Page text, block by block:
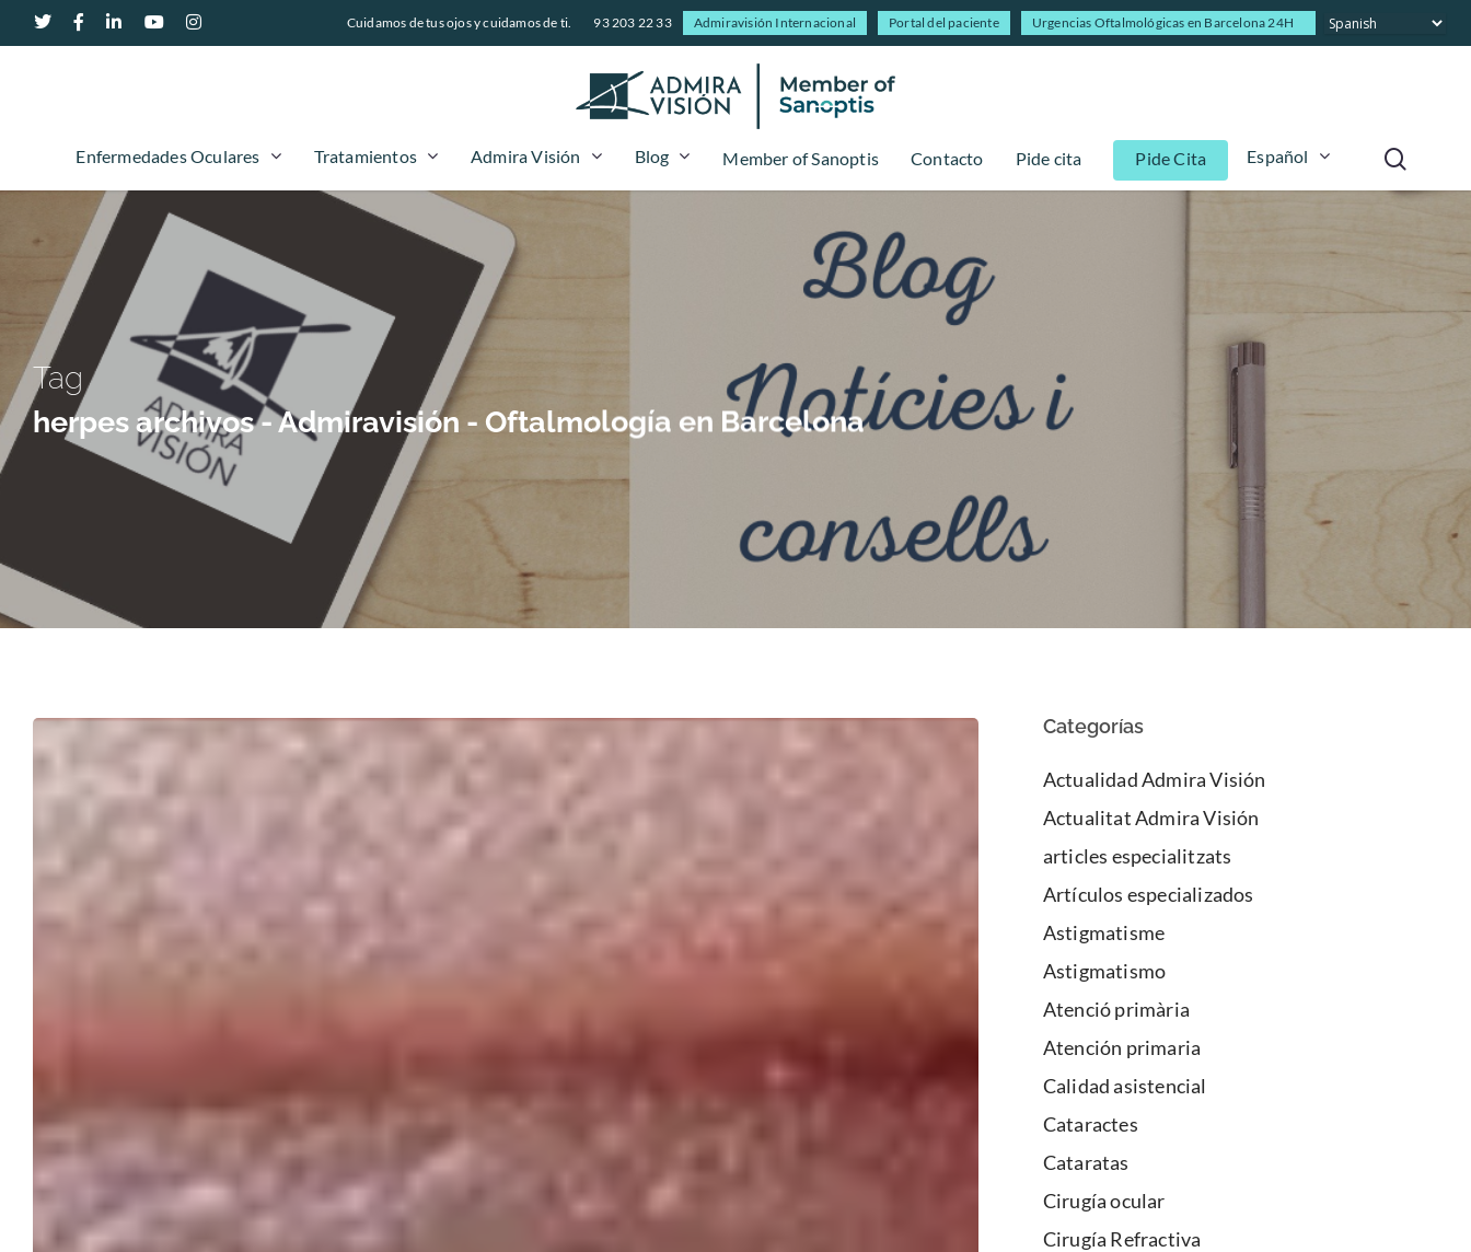
Cuidamos de tus ojos y cuidamos de ti. 93 203 22 33 Admiravisión Internacional Portal del paciente Urgencias Oftalmológicas en Barcelona 24H
Hit enter to search or ESC to close
Enfermedades Oculares Tratamientos Admira Visión Blog Member of Sanoptis Contacto Pide cita Pide Cita Español
Tag
herpes archivos - Admiravisión - Oftalmología en Barcelona
Categorías
Actualidad Admira Visión
Actualitat Admira Visión
articles especialitzats
Artículos especializados
Astigmatisme
Astigmatismo
Atenció primària
Atención primaria
Calidad asistencial
Cataractes
Cataratas
Cirugía ocular
Cirugía Refractiva